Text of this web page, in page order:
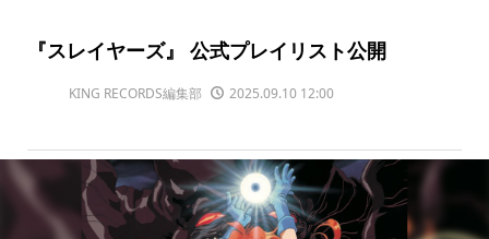
『スレイヤーズ』 公式プレイリスト公開
KING RECORDS編集部 2025.09.10 12:00